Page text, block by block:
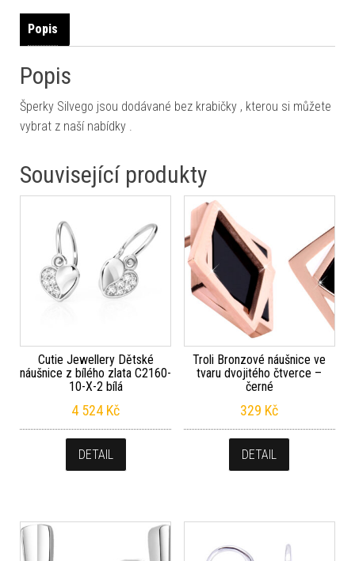
Popis
Popis
Šperky Silvego jsou dodávané bez krabičky , kterou si můžete
vybrat z naší nabídky .
Související produkty
Cutie Jewellery Dětské
náušnice z bílého zlata C2160-
10-X-2 bílá
4 524 Kč
DETAIL
Troli Bronzové náušnice ve
tvaru dvojitého čtverce –
černé
329 Kč
DETAIL